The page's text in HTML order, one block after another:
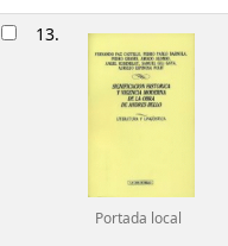
13.
Portada local